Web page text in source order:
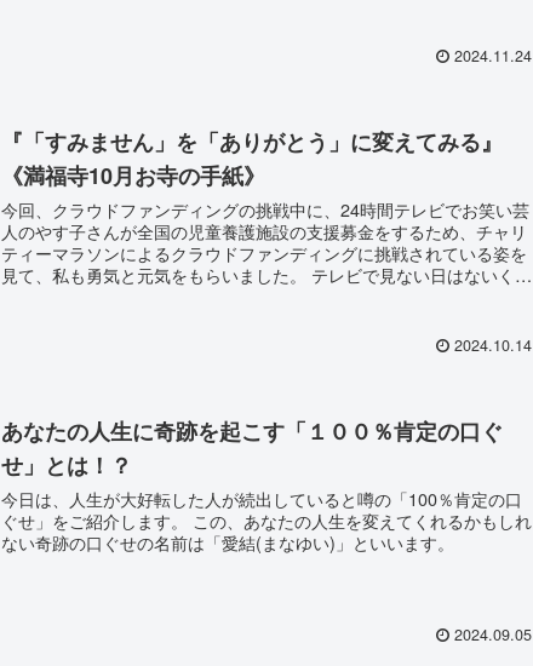
2024.11.24
『「すみません」を「ありがとう」に変えてみる』
《満福寺10月お寺の手紙》
今回、クラウドファンディングの挑戦中に、24時間テレビでお笑い芸
人のやす子さんが全国の児童養護施設の支援募金をするため、チャリ
ティーマラソンによるクラウドファンディングに挑戦されている姿を
見て、私も勇気と元気をもらいました。 テレビで見ない日はないくら
2024.10.14
あなたの人生に奇跡を起こす「１００％肯定の口ぐ
せ」とは！？
今日は、人生が大好転した人が続出していると噂の「100％肯定の口
ぐせ」をご紹介します。 この、あなたの人生を変えてくれるかもしれ
ない奇跡の口ぐせの名前は「愛結(まなゆい)」といいます。
2024.09.05